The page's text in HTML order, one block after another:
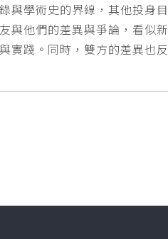
與學術史的界線，其他投身目
與他們的差異與爭論，看似新
實踐。同時，雙方的差異也反